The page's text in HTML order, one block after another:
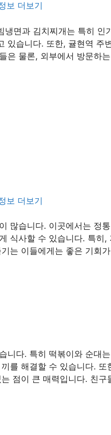
보 더보기
면과 김치찌개는 특히 인
있습니다. 또한, 귤현역 주
은 물론, 외부에서 방문하
보 더보기
많습니다. 이곳에서는 정
식사할 수 있습니다. 특히,
는 이들에게는 좋은 기회
니다. 특히 떡볶이와 순대
를 해결할 수 있습니다. 또
점이 큰 매력입니다. 친구